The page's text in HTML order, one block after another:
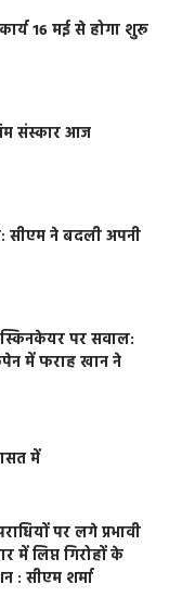
16 मई से होगा शुरू
संस्कार आज
ने बदली अपनी
पर सवाल:
में फराह खान ने
में
पर लगे प्रभावी
लिप्त गिरोहों के
: सीएम शर्मा